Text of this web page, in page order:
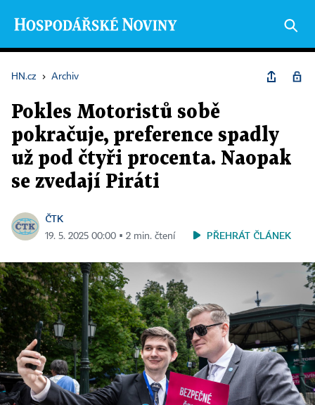
HN.cz › Archiv
Pokles Motoristů sobě
pokračuje, preference spadly
už pod čtyři procenta. Naopak
se zvedají Piráti
ČTK
19. 5. 2025 00:00 ▪ 2 min. čtení PŘEHRÁT ČLÁNEK